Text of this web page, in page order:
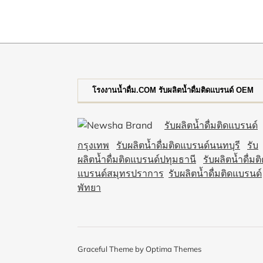
โรงงานน้ำดื่ม.COM รับผลิตน้ำดื่มติดแบรนด์ OEM
รับผลิตน้ำดื่มติดแบรนด์
กรุงเทพ
รับผลิตน้ำดื่มติดแบรนด์นนทบุรี
รับ
ผลิตน้ำดื่มติดแบรนด์ปทุมธานี
รับผลิตน้ำดื่ม
แบรนด์สมุทรปราการ รับผลิตน้ำดื่มติดแบรนด์
พัทยา
Graceful Theme byOptima Themes